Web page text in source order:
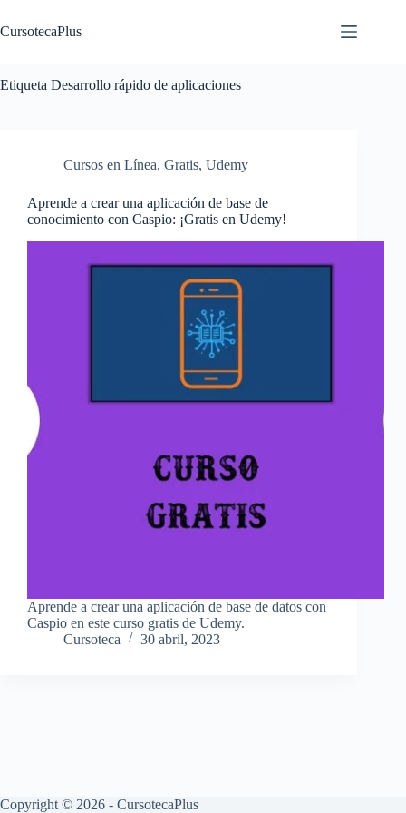
al
contenido
CursotecaPlus
Etiqueta Desarrollo rápido de aplicaciones
Cursos en Línea, Gratis, Udemy
Aprende a crear una aplicación de base de
conocimiento con Caspio: ¡Gratis en Udemy!
Aprende a crear una aplicación de base de datos con
Caspio en este curso gratis de Udemy.
Cursoteca
30 abril, 2023
Copyright © 2026 - CursotecaPlus